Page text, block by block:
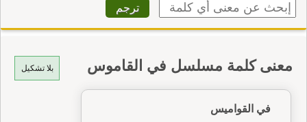
بلا تشكيل معنى كلمة مسلسل في القاموس
في القواميس